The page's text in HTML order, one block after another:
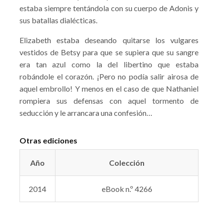
estaba siempre tentándola con su cuerpo de Adonis y
sus batallas dialécticas.
Elizabeth estaba deseando quitarse los vulgares
vestidos de Betsy para que se supiera que su sangre
era tan azul como la del libertino que estaba
robándole el corazón. ¡Pero no podía salir airosa de
aquel embrollo! Y menos en el caso de que Nathaniel
rompiera sus defensas con aquel tormento de
seducción y le arrancara una confesión…
Otras ediciones
Año Colección
2014 eBook n.º 4266